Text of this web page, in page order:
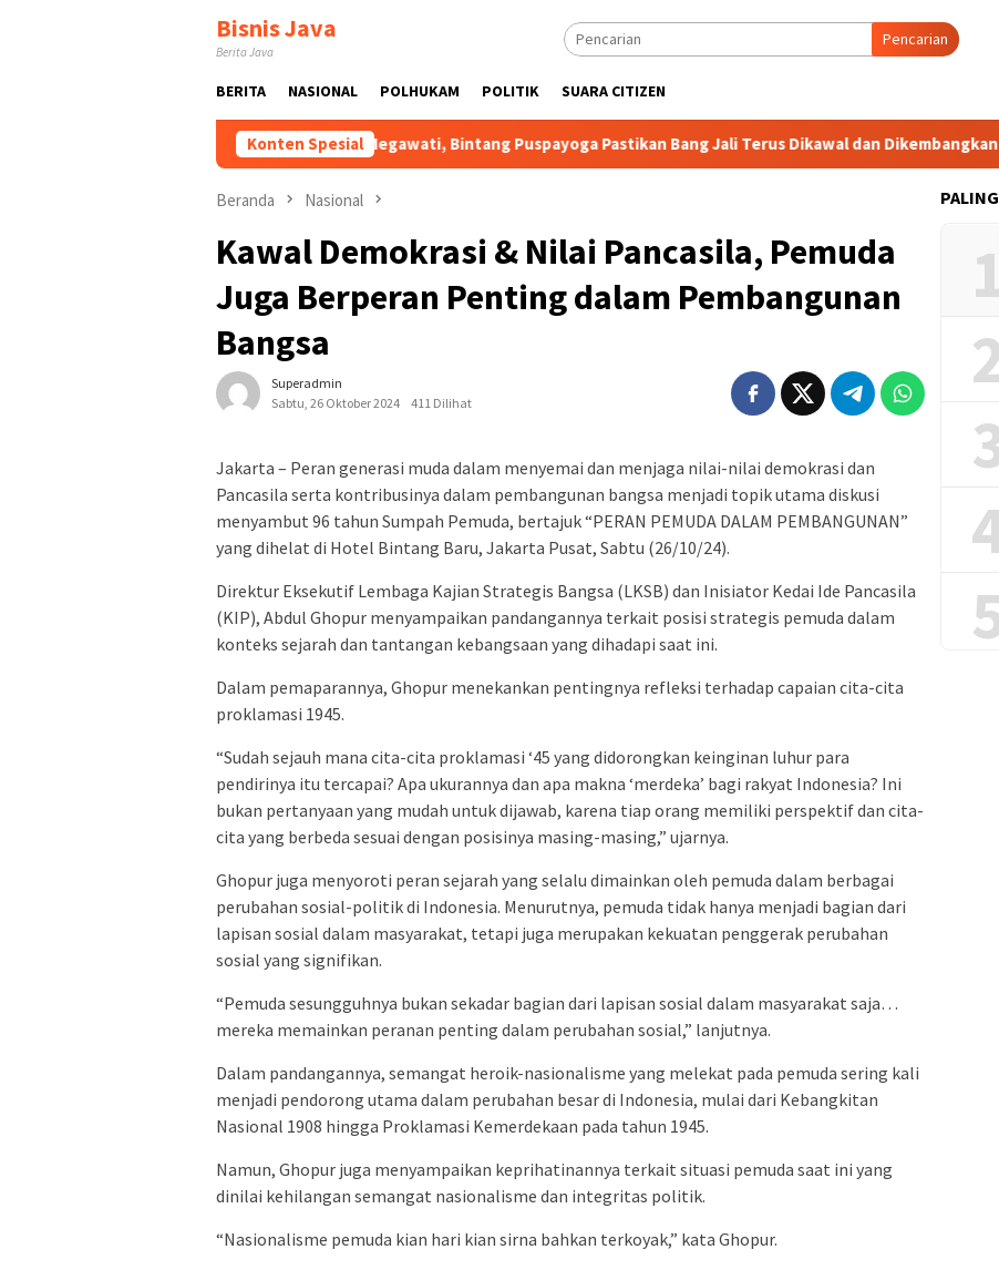
Bisnis Java
Berita Java
Pencarian
BERITA NASIONAL POLHUKAM POLITIK SUARA CITIZEN
Konten Spesial
Atas Arahan Megawati, Bintang Puspayoga Pastikan Bang Jali Terus Dikawal dan Dikembangkan
Beranda Nasional
Kawal Demokrasi & Nilai Pancasila, Pemuda
Juga Berperan Penting dalam Pembangunan
Bangsa
Superadmin
Sabtu, 26 Oktober 2024
411 Dilihat
Jakarta – Peran generasi muda dalam menyemai dan menjaga nilai-nilai demokrasi dan
Pancasila serta kontribusinya dalam pembangunan bangsa menjadi topik utama diskusi
menyambut 96 tahun Sumpah Pemuda, bertajuk “PERAN PEMUDA DALAM PEMBANGUNAN”
yang dihelat di Hotel Bintang Baru, Jakarta Pusat, Sabtu (26/10/24).
Direktur Eksekutif Lembaga Kajian Strategis Bangsa (LKSB) dan Inisiator Kedai Ide Pancasila
(KIP), Abdul Ghopur menyampaikan pandangannya terkait posisi strategis pemuda dalam
konteks sejarah dan tantangan kebangsaan yang dihadapi saat ini.
Dalam pemaparannya, Ghopur menekankan pentingnya refleksi terhadap capaian cita-cita
proklamasi 1945.
“Sudah sejauh mana cita-cita proklamasi ‘45 yang didorongkan keinginan luhur para
pendirinya itu tercapai? Apa ukurannya dan apa makna ‘merdeka’ bagi rakyat Indonesia? Ini
bukan pertanyaan yang mudah untuk dijawab, karena tiap orang memiliki perspektif dan cita-
cita yang berbeda sesuai dengan posisinya masing-masing,” ujarnya.
Ghopur juga menyoroti peran sejarah yang selalu dimainkan oleh pemuda dalam berbagai
perubahan sosial-politik di Indonesia. Menurutnya, pemuda tidak hanya menjadi bagian dari
lapisan sosial dalam masyarakat, tetapi juga merupakan kekuatan penggerak perubahan
sosial yang signifikan.
“Pemuda sesungguhnya bukan sekadar bagian dari lapisan sosial dalam masyarakat saja…
mereka memainkan peranan penting dalam perubahan sosial,” lanjutnya.
Dalam pandangannya, semangat heroik-nasionalisme yang melekat pada pemuda sering kali
menjadi pendorong utama dalam perubahan besar di Indonesia, mulai dari Kebangkitan
Nasional 1908 hingga Proklamasi Kemerdekaan pada tahun 1945.
Namun, Ghopur juga menyampaikan keprihatinannya terkait situasi pemuda saat ini yang
dinilai kehilangan semangat nasionalisme dan integritas politik.
“Nasionalisme pemuda kian hari kian sirna bahkan terkoyak,” kata Ghopur.